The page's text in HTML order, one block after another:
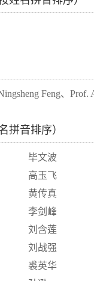
Feng、Prof.
拼音排序）
毕文波
高玉飞
黄传真
李剑峰
刘含莲
刘战强
裘英华